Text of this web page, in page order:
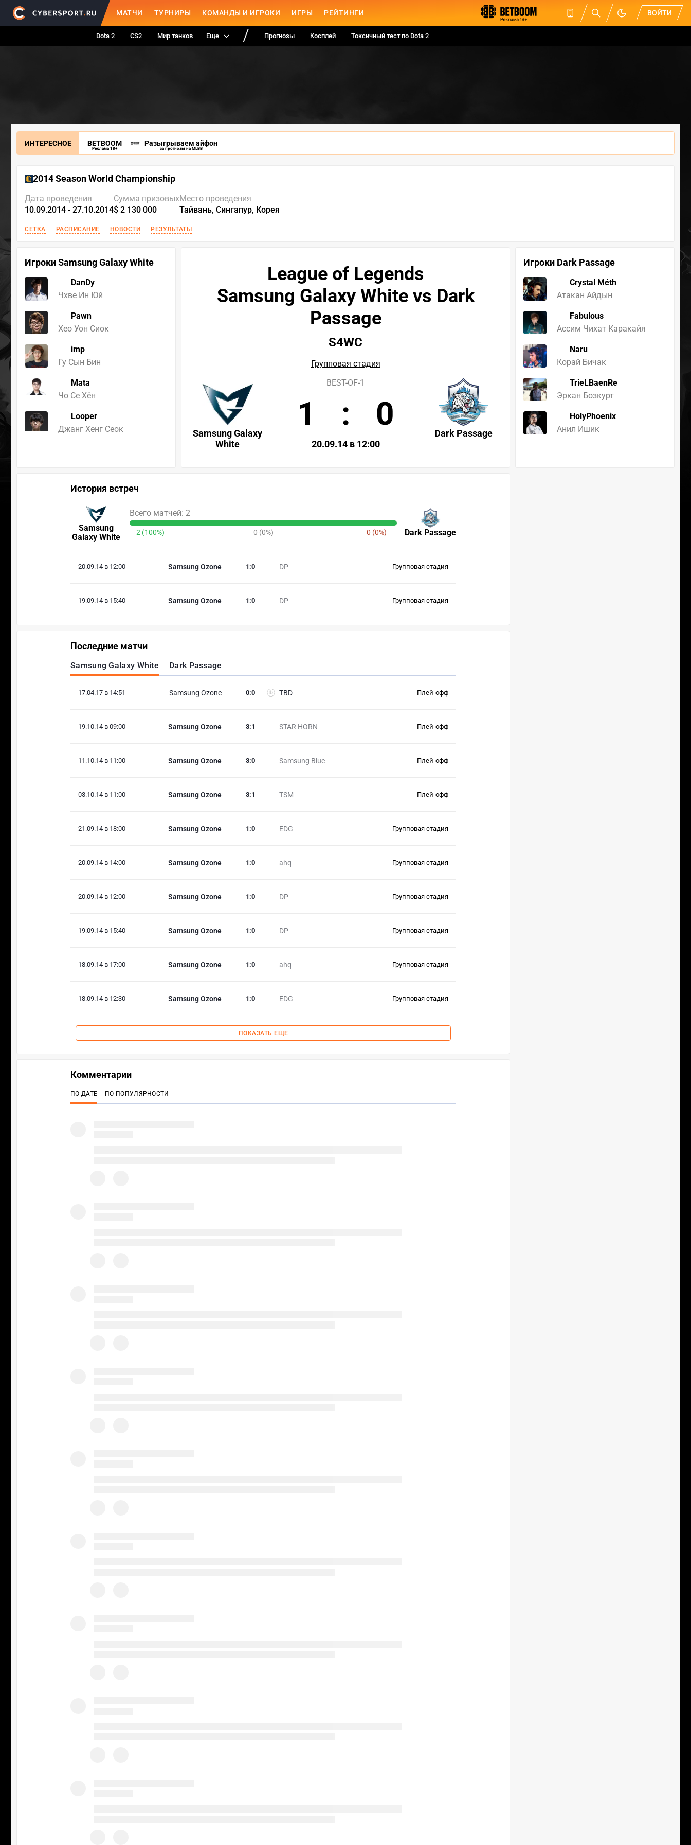
МАТЧИ ТУРНИРЫ КОМАНДЫ И ИГРОКИ ИГРЫ РЕЙТИНГИ ВОЙТИ
Dota 2 CS2 Мир танков Еще Прогнозы Косплей Токсичный тест по Dota 2
ИНТЕРЕСНОЕ BETBOOM
Реклама 18+
Разыгрываем айфон
за прогнозы на MLBB
2014 Season World Championship
Дата проведения
10.09.2014 - 27.10.2014
Сумма призовых
$ 2 130 000
Место проведения
Тайвань, Сингапур, Корея
СЕТКА РАСПИСАНИЕ НОВОСТИ РЕЗУЛЬТАТЫ
Игроки Samsung Galaxy White
DanDy
Чхве Ин Юй
Pawn
Хео Уон Сиок
imp
Гу Сын Бин
Mata
Чо Ce Хён
Looper
Джанг Хенг Сеок
Игроки Dark Passage
Crystal Méth
Атакан Айдын
Fabulous
Ассим Чихат Каракайя
Naru
Корай Бичак
TrieLBaenRe
Эркан Бозкурт
HolyPhoenix
Анил Ишик
League of Legends
Samsung Galaxy White vs Dark
Passage
S4WC
Групповая стадия
Samsung Galaxy
White
Dark Passage
BEST-OF-1
1 : 0
20.09.14 в 12:00
История встреч
Samsung
Galaxy White
Dark Passage
Всего матчей: 2
2 (100%) 0 (0%) 0 (0%)
20.09.14 в 12:00 Samsung Ozone DP
1 :0 Групповая стадия
19.09.14 в 15:40 Samsung Ozone DP
1 :0 Групповая стадия
Последние матчи
Samsung Galaxy White Dark Passage
17.04.17 в 14:51 Samsung Ozone TBD
0:0 Плей-офф
19.10.14 в 09:00 Samsung Ozone STAR HORN
3:1 Плей-офф
11.10.14 в 11:00 Samsung Ozone Samsung Blue
3:0 Плей-офф
03.10.14 в 11:00 Samsung Ozone TSM
3:1 Плей-офф
21.09.14 в 18:00 Samsung Ozone EDG
1 :0 Групповая стадия
20.09.14 в 14:00 Samsung Ozone ahq
1 :0 Групповая стадия
20.09.14 в 12:00 Samsung Ozone DP
1 :0 Групповая стадия
19.09.14 в 15:40 Samsung Ozone DP
1 :0 Групповая стадия
18.09.14 в 17:00 Samsung Ozone ahq
1 :0 Групповая стадия
18.09.14 в 12:30 Samsung Ozone EDG
1 :0 Групповая стадия
ПОКАЗАТЬ ЕЩЕ
Комментарии
ПО ДАТЕ ПО ПОПУЛЯРНОСТИ